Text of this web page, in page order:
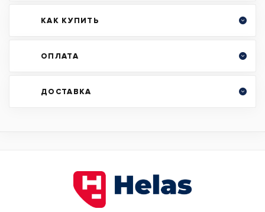
КАК КУПИТЬ
ОПЛАТА
ДОСТАВКА